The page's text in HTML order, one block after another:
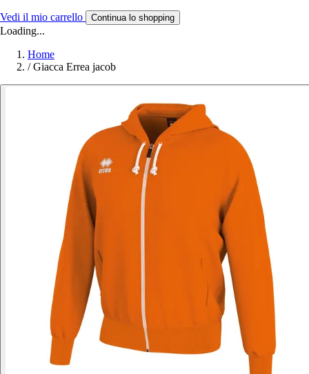
Vedi il mio carrello Continua lo shopping
Loading...
Home
/ Giacca Errea jacob